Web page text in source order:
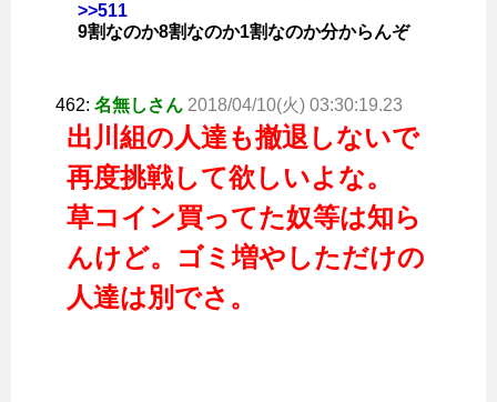
>>511
9割なのか8割なのか1割なのか分からんぞ
462: 名無しさん 2018/04/10(火) 03:30:19.23
出川組の人達も撤退しないで
再度挑戦して欲しいよな。
草コイン買ってた奴等は知ら
んけど。ゴミ増やしただけの
人達は別でさ。